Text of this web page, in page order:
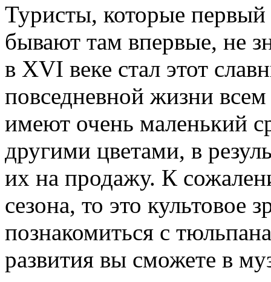
Туристы, которые
бывают там впервые, не
в XVI веке стал этот
повседневной жизни
имеют очень маленький
другими цветами, в
их на продажу. К
сезона, то это культовое
познакомиться с
развития вы сможете в